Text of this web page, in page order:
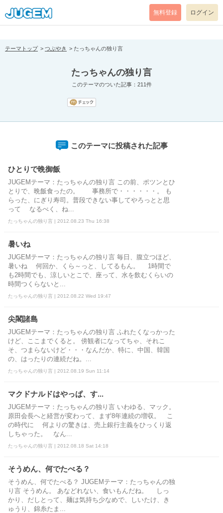
[pear_error: message="Success" code=0 mode=return level=notice
prefix="" info=""]
無料登録 ログイン
テーマトップ つぶやき たっちゃんの独り言
たっちゃんの独り言
このテーマのついた記事：211件
このテーマに投稿された記事
ひとりで晩御飯
JUGEMテーマ：たっちゃんの独り言 この前、ポツンとひ
とりで、晩飯食ったの。 事務所で・・・・・・。 も
らった、にぎり寿司。普段できない事してやろっとと思
って なるべく、ね...
たっちゃんの独り言 | 2012.08.23 Thu 16:38
暑いね
JUGEMテーマ：たっちゃんの独り言 毎日、腹立つほど、
暑いね 何回か、くら～っと、してるもん。 1時間で
も2時間でも、涼しいとこで、座って、水を飲むくらいの
時間つくらないと...
たっちゃんの独り言 | 2012.08.22 Wed 19:47
尖閣諸島
JUGEMテーマ：たっちゃんの独り言 ふれたくなっかった
けど、ここまでくると。 傍観者になってちゃ、それこ
そ、つまらないけど・・・なんだか、特に、中国、韓国
の、はったりの連続だね。...
たっちゃんの独り言 | 2012.08.19 Sun 11:14
マクドナルドはやっぱ、す...
JUGEMテーマ：たっちゃんの独り言 いわゆる、マック。
原田会長へと経営が変わって、まず8年連続の増収。 こ
の時代に 何よりの驚きは、売上銀行主義をひっくり返
しちゃった。 なん...
たっちゃんの独り言 | 2012.08.18 Sat 14:18
そうめん、何でたべる？
そうめん、何でたべる？ JUGEMテーマ：たっちゃんの独
り言 そうめん。 あなどれない、食いもんだね。 しっ
かり、だしとって、麺は気持ち少なめで、しいたけ、き
ゅうり、錦糸たま...